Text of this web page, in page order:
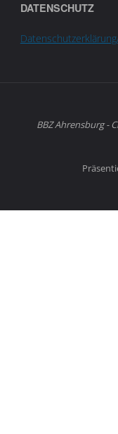
DATENSCHUTZ
BBZ Ahrensburg -